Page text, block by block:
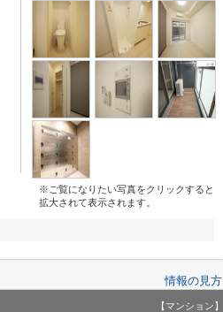
※ご覧になりたい写真をクリックすると
拡大されて表示されます。
情報の見方
【マンション】